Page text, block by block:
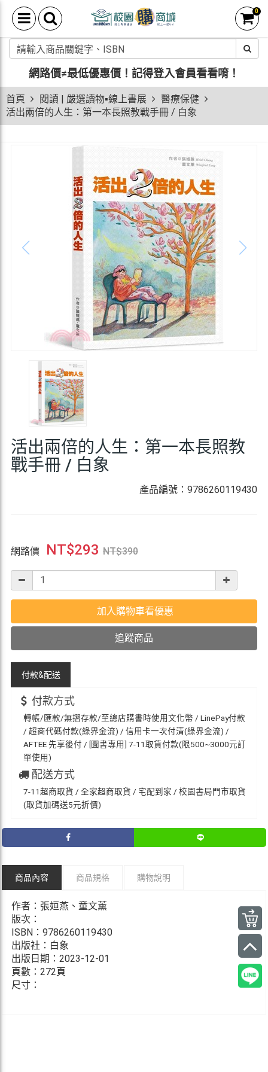
0
網路價≠最低優惠價！ 記得登入會員看看唷！
首頁 閱讀 | 嚴選讀物▪線上書展
醫療保健
活出兩倍的人生：第一本長照教戰手冊 / 白象
活出兩倍的人生：第一本長照教
戰手冊 / 白象
產品編號：9786260119430
網路價 NT$293 NT$390
加入購物車看優惠
追蹤商品
付款&配送
付款方式
轉帳/匯款/無摺存款/至總店購書時使用文化幣 / LinePay付款
/ 超商代碼付款(綠界金流) / 信用卡一次付清(綠界金流) /
AFTEE 先享後付 / [圖書專用] 7-11取貨付款(限500~3000元訂
單使用)
配送方式
7-11超商取貨 / 全家超商取貨 / 宅配到家 / 校園書局門市取貨
(取貨加碼送5元折價)
商品內容 商品規格 購物說明
作者：張姮燕、童文薰
版次：
ISBN：9786260119430
出版社：白象
出版日期：2023-12-01
頁數：272頁
尺寸：